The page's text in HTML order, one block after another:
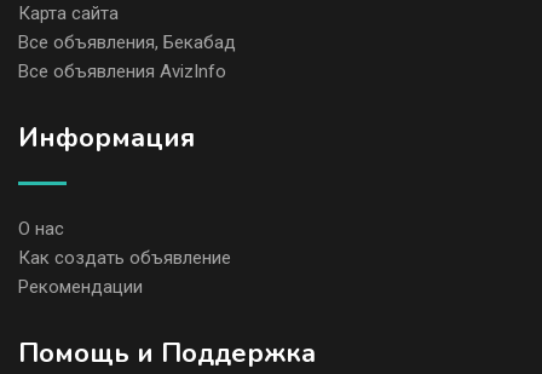
Карта сайта
Все объявления, Бекабад
Все объявления AvizInfo
Информация
О нас
Как создать объявление
Рекомендации
Помощь и Поддержка